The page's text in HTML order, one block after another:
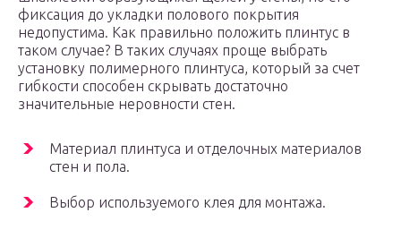
фиксация до укладки полового покрытия
недопустима. Как правильно положить плинтус в
таком случае? В таких случаях проще выбрать
установку полимерного плинтуса, который за счет
гибкости способен скрывать достаточно
значительные неровности стен.
Материал плинтуса и отделочных материалов
стен и пола.
Выбор используемого клея для монтажа.